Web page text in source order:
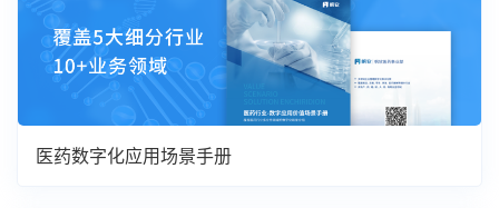
医药数字化应用场景手册